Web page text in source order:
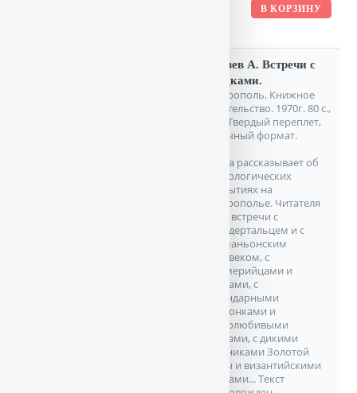
Князев А. Встречи с
предками.
Ставрополь. Книжное
издательство. 1970г. 80 с.,
илл. Твердый переплет,
Обычный формат.
Книга рассказывает об
археологических
открытиях на
Ставрополье. Читателя
ждут встречи с
неандертальцем и с
кроманьонским
человеком, с
киммерийцами и
скифами, с
легендарными
амазонками и
трудолюбивыми
аланами, с дикими
всадниками Золотой
Орды и византийскими
купцами... Текст